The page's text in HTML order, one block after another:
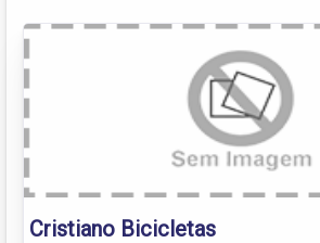
Cristiano Bicicletas